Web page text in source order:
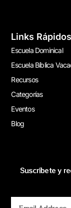
Links Rápidos
Escuela Dominical
Escuela Bíblica
Recursos
Categorías
Eventos
Blog
Suscríbete y